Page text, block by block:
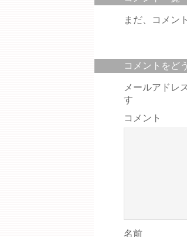
まだ、コメン
コメントをど
メールアドレ
す
コメント
名前